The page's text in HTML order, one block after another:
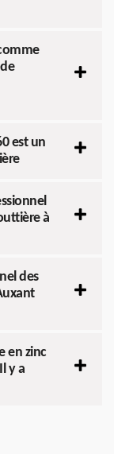
est un
à
des
en zinc
y a